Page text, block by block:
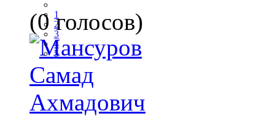
1
2
3
4
5
(0 голосов)